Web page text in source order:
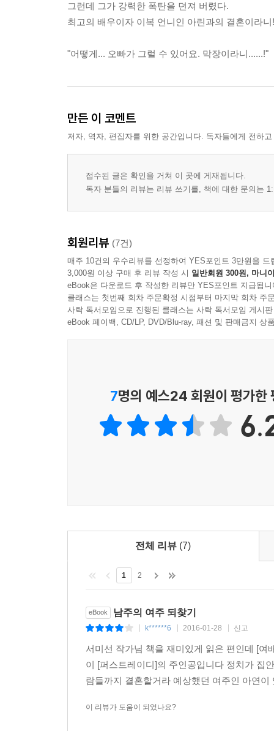
그런데 그가 강력한 폭탄을 던져 버렸다.
최고의 배우이자 이복 언니인 아린과의 결혼이라니!
"어떻게... 오빠가 그럴 수 있어요. 막장이라니......!"
만든 이 코멘트
저자, 역자, 편집자를 위한 공간입니다. 독자들에게 전하
접수된 글은 확인을 거쳐 이 곳에 게재됩니다.
독자 분들의 리뷰는 리뷰 쓰기를, 책에 대한 문의는
회원리뷰 (7건)
매주 10건의 우수리뷰를 선정하여 YES포인트 3만원을 드
3,000원 이상 구매 후 리뷰 작성 시 일반회원 300원, 마니
eBook은 다운로드 후 작성한 리뷰만 YES포인트 지급됩니
클래스는 첫번째 회차 주문확정 시점부터 마지막 회차 주
사락 독서모임으로 진행된 클래스는 사락 독서모임 게시
eBook 페이백, CD/LP, DVD/Blu-ray, 패션 및 판매금지 상
7명의 예스24 회원이 평가한
전체 리뷰 (7)
1 2
eBook 남주의 여주 되찾기
k******6 2016-01-28 신고
서미선 작가님 책을 재미있게 읽은 편인데 [
이 [퍼스트레이디]의 주인공입니다 정치가 집
람들까지 결혼할거라 예상했던 여주인 아연
이 리뷰가 도움이 되었나요?